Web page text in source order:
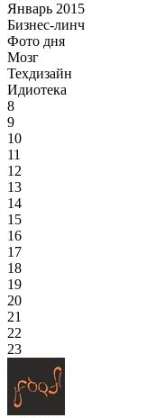
Январь 2015
Бизнес-линч
Фото дня
Мозг
Техдизайн
Идиотека
8
9
10
11
12
13
14
15
16
17
18
19
20
21
22
23